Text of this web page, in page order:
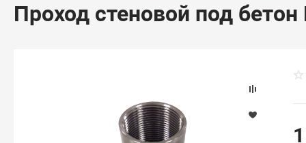
Проход стеновой под